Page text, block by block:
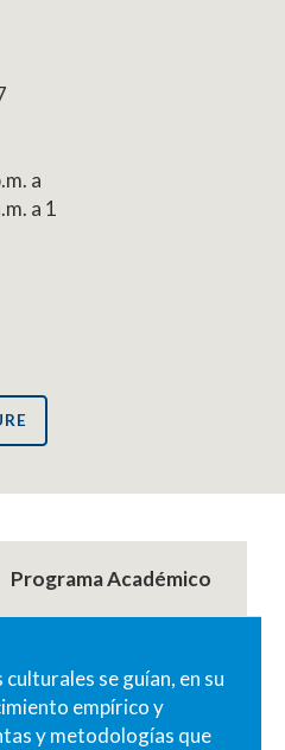
a
a 1
Programa Académico
se guían, en su
empírico y
y metodologías que